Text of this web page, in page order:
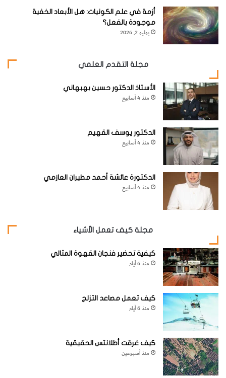
أزمة في علم الكونيات: هل الأبعاد الخفية
موجودة بالفعل؟
يوليو 2, 2026
مجلة التقدم العلمي
الأستاذ الدكتور حسين بهبهاني
منذ 4 أسابيع
الدكتور يوسف القهيم
منذ 4 أسابيع
الدكتورة عائشة أحمد مطيران العازمي
منذ 4 أسابيع
مجلة كيف تعمل الأشياء
كيفية تحضير فنجان القهوة المثالي
منذ 6 أيام
كيف تعمل مصاعد التزلج
منذ 6 أيام
كيف غرقت أطلانتس الحقيقية
منذ أسبوعين